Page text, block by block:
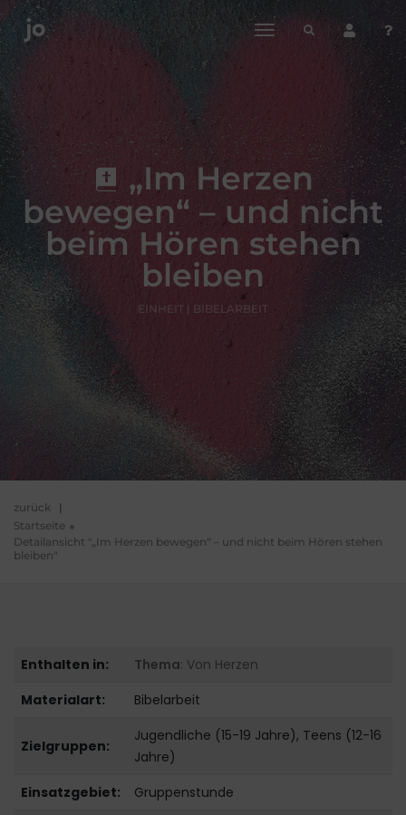
toggle
navigation
„Im Herzen
bewegen“ – und nicht
beim Hören stehen
bleiben
EINHEIT | BIBELARBEIT
zurück |
Startseite
Detailansicht "„Im Herzen bewegen“ – und nicht beim Hören stehen
bleiben"
Enthalten in: Thema: Von Herzen
Materialart:
Bibelarbeit
Zielgruppen:
Jugendliche (15-19 Jahre), Teens (12-16
Jahre)
Einsatzgebiet:
Gruppenstunde